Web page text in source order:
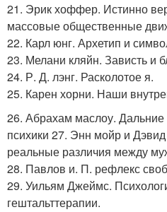
21. Эрик хоффер. Истинно
массовые общественные
22. Карл юнг. Архетип и
23. Мелани кляйн. Зависть и
24. Р. Д. лэнг. Расколотое я.
25. Карен хорни. Наши
26. Абрахам маслоу. Дальние
психики 27. Энн мойр и
реальные различия между
28. Павлов и. П. рефлекс
29. Уильям Джеймс.
гештальттерапии.